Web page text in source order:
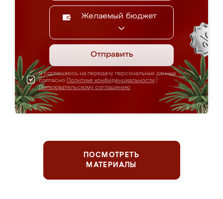
Желаемый бюджет
Отправить
Я соглашаюсь на передачу персональных данных
согласно Политике конфиденциальности
Пользовательскому соглашению
ПОСМОТРЕТЬ
МАТЕРИАЛЫ